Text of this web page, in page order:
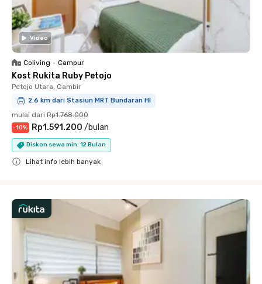
Video
Coliving • Campur
Kost Rukita Ruby Petojo
Petojo Utara, Gambir
2.6 km dari Stasiun MRT Bundaran HI
mulai dari Rp1.768.000
-10% Rp1.591.200 /bulan
Diskon sewa min. 12 Bulan
Lihat info lebih banyak